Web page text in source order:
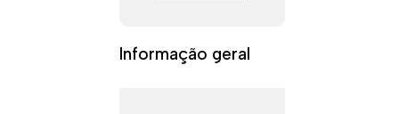
Informação geral